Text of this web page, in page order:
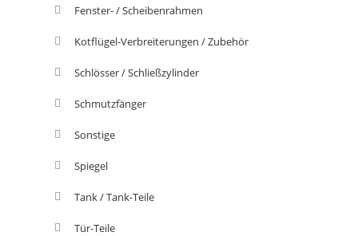
Fenster- / Scheibenrahmen
Kotflügel-Verbreiterungen / Zubehör
Schlösser / Schließzylinder
Schmutzfänger
Sonstige
Spiegel
Tank / Tank-Teile
Tür-Teile